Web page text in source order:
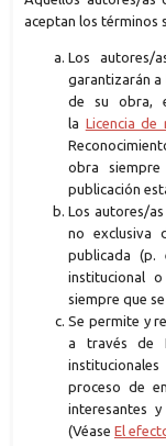
aceptan los términos
Los autores/
garantizarán a
de su obra,
la Licencia de
obra
publicación
Los autores/
no exclusiva
publicada (p.
institucional
siempre que
Se permite y
a través de
proceso de
interesantes
(Véase El